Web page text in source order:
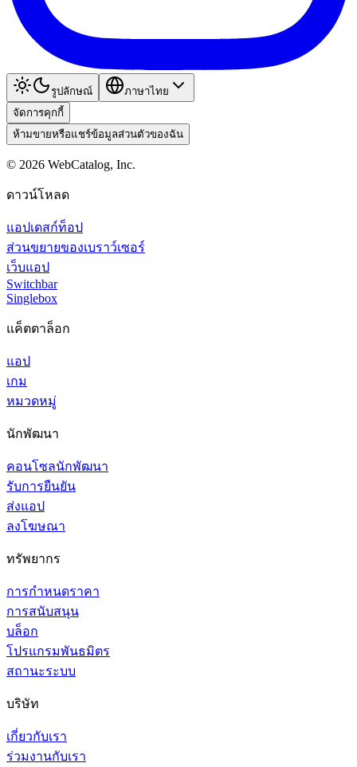
รูปลักษณ์
ภาษาไทย
จัดการคุกกี้
ห้ามขายหรือแชร์ข้อมูลส่วนตัวของฉัน
© 2026 WebCatalog, Inc.
ดาวน์โหลด
แอปเดสก์ท็อป
ส่วนขยายของเบราว์เซอร์
เว็บแอป
Switchbar
Singlebox
แค็ตตาล็อก
แอป
เกม
หมวดหมู่
นักพัฒนา
คอนโซลนักพัฒนา
รับการยืนยัน
ส่งแอป
ลงโฆษณา
ทรัพยากร
การกำหนดราคา
การสนับสนุน
บล็อก
โปรแกรมพันธมิตร
สถานะระบบ
บริษัท
เกี่ยวกับเรา
ร่วมงานกับเรา